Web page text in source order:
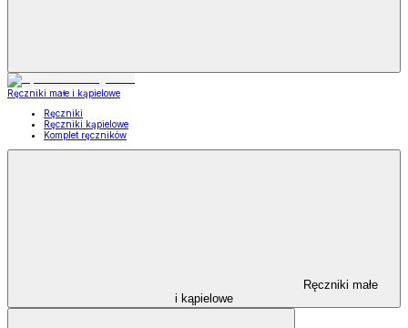
Ręczniki małe i kąpielowe
Ręczniki
Ręczniki kąpielowe
Komplet ręczników
Ręczniki małe
i kąpielowe